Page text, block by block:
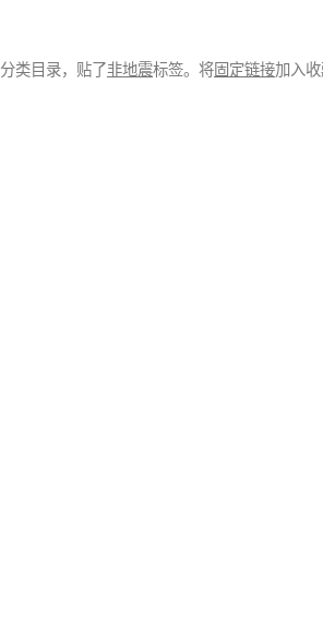
分类目录，贴了非地震标签。将固定链接加入